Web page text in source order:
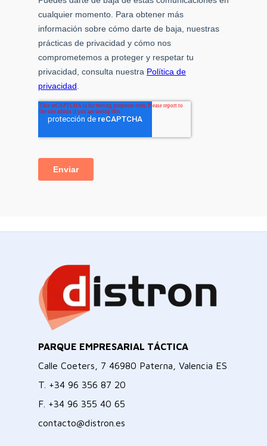
PARQUE EMPRESARIAL TÁCTICA
Calle Coeters, 7 46980 Paterna, Valencia ES
T. +34 96 356 87 20
F. +34 96 355 40 65
contacto@distron.es